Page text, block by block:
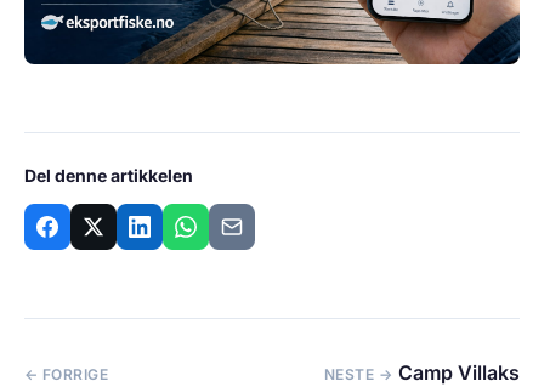
Del denne artikkelen
← FORRIGE NESTE → Camp Villaks